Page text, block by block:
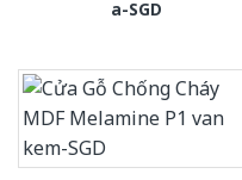
a-SGD